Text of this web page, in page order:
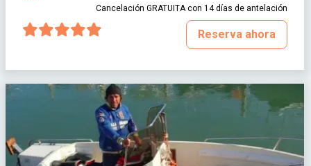
Cancelación GRATUITA con 14 días de antelación
Reserva ahora